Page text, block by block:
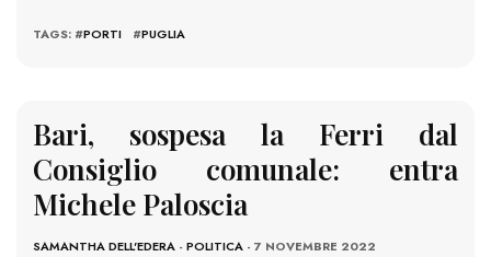
TAGS: #PORTI #PUGLIA
Bari, sospesa la Ferri dal
Consiglio comunale: entra
Michele Paloscia
SAMANTHA DELL'EDERA - POLITICA - 7 NOVEMBRE 2022